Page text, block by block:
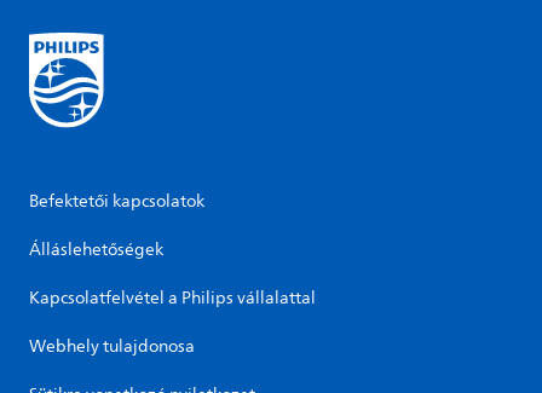
Befektetői kapcsolatok
Álláslehetőségek
Kapcsolatfelvétel a Philips vállalattal
Webhely tulajdonosa